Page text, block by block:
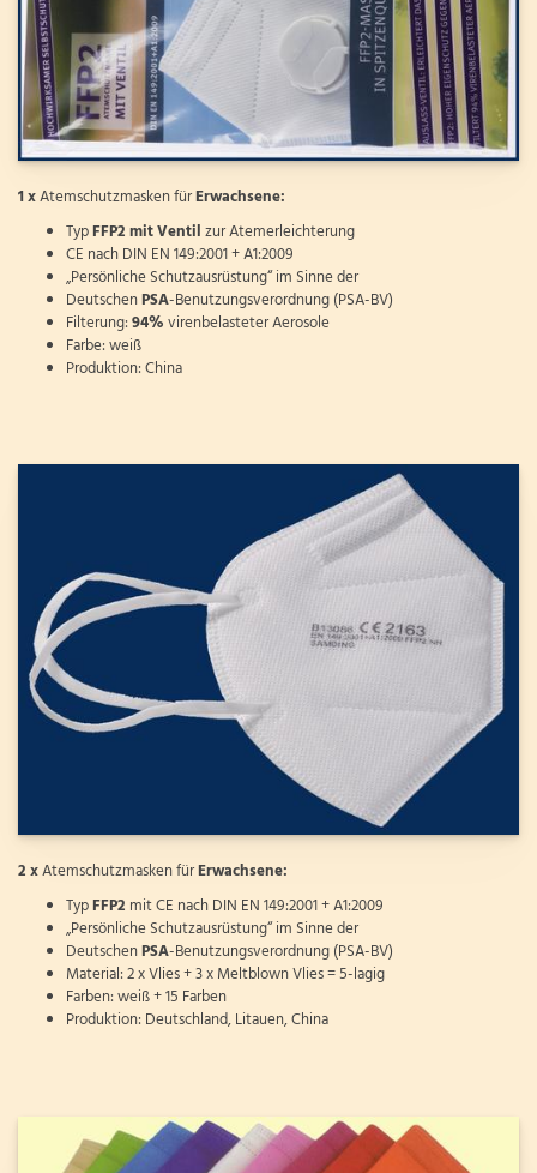
1 xAtemschutzmasken fürErwachsene:
TypFFP2 mit Ventilzur Atemerleichterung
CE nach DIN EN 149:2001 + A1:2009
„Persönliche Schutzausrüstung“ im Sinne der
DeutschenPSA-Benutzungsverordnung (PSA-BV)
Filterung:94%virenbelasteter Aerosole
Farbe: weiß
Produktion: China
2 xAtemschutzmasken fürErwachsene:
TypFFP2 mit CE nach DIN EN 149:2001 + A1:2009
„Persönliche Schutzausrüstung“ im Sinne der
DeutschenPSA-Benutzungsverordnung (PSA-BV)
Material: 2 x Vlies + 3 x Meltblown Vlies = 5-lagig
Farben: weiß + 15 Farben
Produktion: Deutschland, Litauen, China